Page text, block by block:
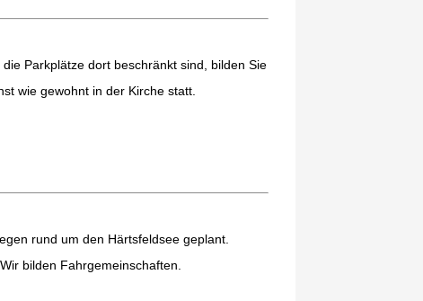
Parkplätze dort beschränkt sind, bilden Sie
wie gewohnt in der Kirche statt.
rund um den Härtsfeldsee geplant.
bilden Fahrgemeinschaften.